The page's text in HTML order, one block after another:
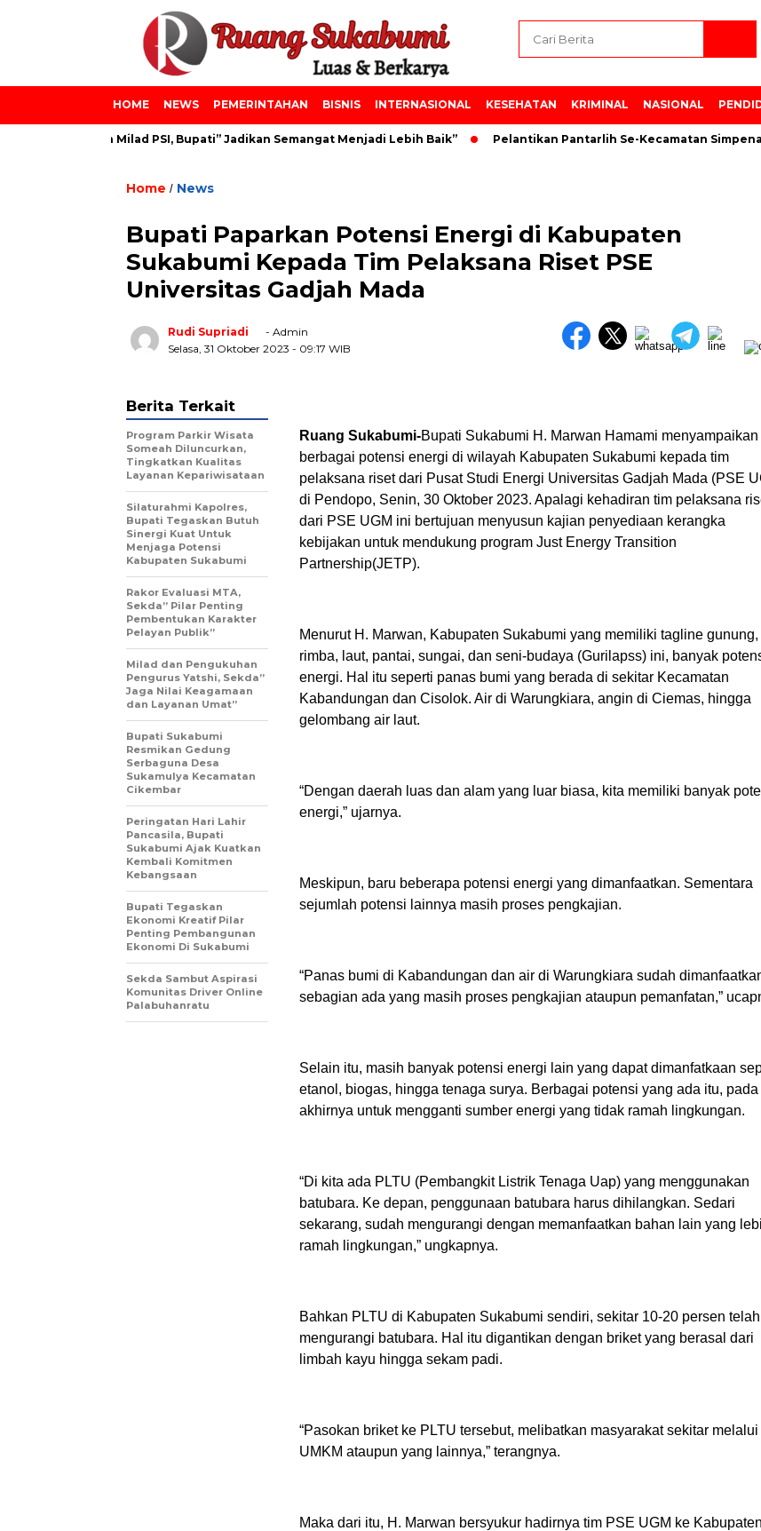
HOME NEWS PEMERINTAHAN BISNIS INTERNASIONAL KESEHATAN KRIMINAL NASIONAL
dan Milad PSI, Bupati” Jadikan Semangat Menjadi Lebih Baik” Pelantikan Pantarlih Se-Kecamatan Simpenan
Home / News
Bupati Paparkan Potensi Energi di Kabupaten
Sukabumi Kepada Tim Pelaksana Riset PSE
Universitas Gadjah Mada
Rudi Supriadi
- Admin
Selasa, 31 Oktober 2023 - 09:17 WIB
Ruang Sukabumi-Bupati Sukabumi H. Marwan Hamami menyampaikan
berbagai potensi energi di wilayah Kabupaten Sukabumi kepada tim
pelaksana riset dari Pusat Studi Energi Universitas Gadjah Mada (PSE
di Pendopo, Senin, 30 Oktober 2023. Apalagi kehadiran tim pelaksana
dari PSE UGM ini bertujuan menyusun kajian penyediaan kerangka
kebijakan untuk mendukung program Just Energy Transition
Partnership(JETP).
Menurut H. Marwan, Kabupaten Sukabumi yang memiliki tagline gunung,
rimba, laut, pantai, sungai, dan seni-budaya (Gurilapss) ini, banyak
energi. Hal itu seperti panas bumi yang berada di sekitar Kecamatan
Kabandungan dan Cisolok. Air di Warungkiara, angin di Ciemas, hingga
gelombang air laut.
“Dengan daerah luas dan alam yang luar biasa, kita memiliki banyak
energi,” ujarnya.
Meskipun, baru beberapa potensi energi yang dimanfaatkan. Sementara
sejumlah potensi lainnya masih proses pengkajian.
“Panas bumi di Kabandungan dan air di Warungkiara sudah
sebagian ada yang masih proses pengkajian ataupun pemanfatan,”
Selain itu, masih banyak potensi energi lain yang dapat dimanfatkaan
etanol, biogas, hingga tenaga surya. Berbagai potensi yang ada itu, pada
akhirnya untuk mengganti sumber energi yang tidak ramah lingkungan.
“Di kita ada PLTU (Pembangkit Listrik Tenaga Uap) yang menggunakan
batubara. Ke depan, penggunaan batubara harus dihilangkan. Sedari
sekarang, sudah mengurangi dengan memanfaatkan bahan lain yang
ramah lingkungan,” ungkapnya.
Bahkan PLTU di Kabupaten Sukabumi sendiri, sekitar 10-20 persen telah
mengurangi batubara. Hal itu digantikan dengan briket yang berasal dari
limbah kayu hingga sekam padi.
“Pasokan briket ke PLTU tersebut, melibatkan masyarakat sekitar melalui
UMKM ataupun yang lainnya,” terangnya.
Maka dari itu, H. Marwan bersyukur hadirnya tim PSE UGM ke Kabupaten
Berita Terkait
Program Parkir Wisata
Someah Diluncurkan,
Tingkatkan Kualitas
Layanan Kepariwisataan
Silaturahmi Kapolres,
Bupati Tegaskan Butuh
Sinergi Kuat Untuk
Menjaga Potensi
Kabupaten Sukabumi
Rakor Evaluasi MTA,
Sekda” Pilar Penting
Pembentukan Karakter
Pelayan Publik”
Milad dan Pengukuhan
Pengurus Yatshi, Sekda”
Jaga Nilai Keagamaan
dan Layanan Umat”
Bupati Sukabumi
Resmikan Gedung
Serbaguna Desa
Sukamulya Kecamatan
Cikembar
Peringatan Hari Lahir
Pancasila, Bupati
Sukabumi Ajak Kuatkan
Kembali Komitmen
Kebangsaan
Bupati Tegaskan
Ekonomi Kreatif Pilar
Penting Pembangunan
Ekonomi Di Sukabumi
Sekda Sambut Aspirasi
Komunitas Driver Online
Palabuhanratu